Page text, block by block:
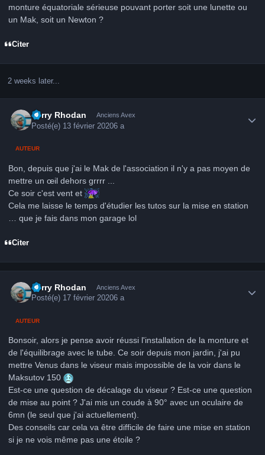
monture équatoriale sérieuse pouvant porter soit une lunette ou
un Mak, soit un Newton ?
Citer
2 weeks later...
Perry Rhodan Anciens Avex
Posté(e) 13 février 20206 a
AUTEUR
Bon, depuis que j'ai le Mak de l'association il n'y a pas moyen de
mettre un œil dehors grrrr ...
Ce soir c'est vent et
Cela me laisse le temps d'étudier les tutos sur la mise en station
… que je fais dans mon garage lol
Citer
Perry Rhodan Anciens Avex
Posté(e) 17 février 20206 a
AUTEUR
Bonsoir, alors je pense avoir réussi l'installation de la monture et
de l'équilibrage avec le tube. Ce soir depuis mon jardin, j'ai pu
mettre Venus dans le viseur mais impossible de la voir dans le
Maksutov 150
Est-ce une question de décalage du viseur ? Est-ce une question
de mise au point ? J'ai mis un coude à 90° avec un oculaire de
6mn (le seul que j'ai actuellement).
Des conseils car cela va être difficile de faire une mise en station
si je ne vois même pas une étoile ?